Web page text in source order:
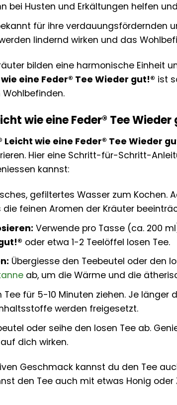
bei Husten und Erkältungen helfen
für ihre verdauungsfördernden
lindernd wirken und das
bilden eine harmonische Einheit
eine Feder® Tee Wieder gut!® ist
wie eine Feder® Tee
Leicht wie eine Feder® Tee Wieder
Hier eine Schritt-für-Schritt-
kannst:
gefiltertes Wasser zum Kochen.
feinen Aromen der Kräuter
Verwende pro Tasse (ca. 200
oder etwa 1-2 Teelöffel losen Tee.
Übergiesse den Teebeutel oder den
ab, um die Wärme und die
Tee für 5-10 Minuten ziehen. Je länger
werden freigesetzt.
oder seihe den losen Tee ab.
dich wirken.
Geschmack kannst du den Tee
den Tee auch mit etwas Honig